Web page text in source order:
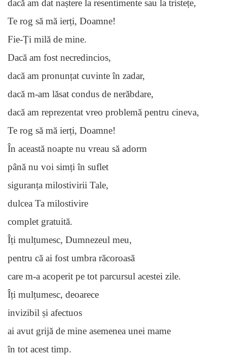
dacă am dat naștere la resentimente sau la tristețe,
Te rog să mă ierți, Doamne!
Fie-Ți milă de mine.
Dacă am fost necredincios,
dacă am pronunțat cuvinte în zadar,
dacă m-am lăsat condus de nerăbdare,
dacă am reprezentat vreo problemă pentru cineva,
Te rog să mă ierți, Doamne!
În această noapte nu vreau să adorm
până nu voi simți în suflet
siguranța milostivirii Tale,
dulcea Ta milostivire
complet gratuită.
Îți mulțumesc, Dumnezeul meu,
pentru că ai fost umbra răcoroasă
care m-a acoperit pe tot parcursul acestei zile.
Îți mulțumesc, deoarece
invizibil și afectuos
ai avut grijă de mine asemenea unei mame
în tot acest timp.